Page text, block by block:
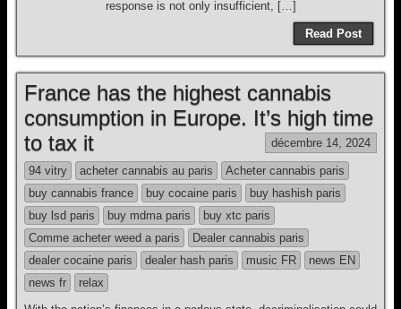
response is not only insufficient, […]
Read Post
France has the highest cannabis
consumption in Europe. It’s high time
to tax it
décembre 14, 2024
94 vitry acheter cannabis au paris
Acheter cannabis paris
buy cannabis france
buy cocaine paris
buy hashish paris
buy lsd paris
buy mdma paris
buy xtc paris
Comme acheter weed a paris
Dealer cannabis paris
dealer cocaine paris
dealer hash paris music FR
news EN
news fr
relax